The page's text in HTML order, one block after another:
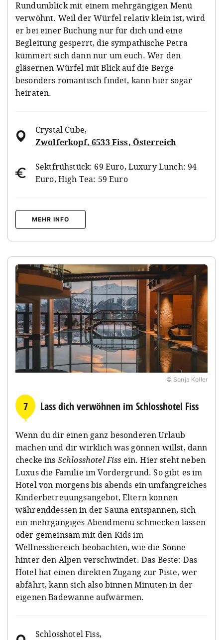
Rundumblick mit einem mehrgängigen Menü
verwöhnt. Weil der Würfel relativ klein ist, wird
er bei einer Buchung nur für dich und eine
Begleitung gesperrt, die sympathische Petra
kümmert sich dann nur um euch. Wer den
gläsernen Würfel mit Blick auf die Berge
besonders romantisch findet, kann hier sogar
heiraten.
Crystal Cube,
Zwölferkopf, 6533 Fiss, Österreich
Sektfrühstück: 69 Euro, Luxury Lunch: 94
Euro, High Tea: 59 Euro
MEHR INFO
© Sonja Koller
7 Lass dich verwöhnen im Schlosshotel Fiss
Wenn du dir einen ganz besonderen Urlaub
machen und dir wirklich was gönnen willst, dann
checke ins Schlosshotel Fiss ein. Hier steht neben
Luxus die Familie im Vordergrund. So gibt es im
Hotel von morgens bis abends ein umfangreiches
Kinderbetreuungsangebot, Eltern können
währenddessen in der Sauna entspannen, sich
ein mehrgängiges Abendmenü schmecken lassen
oder gemeinsam mit den Kids im
Wellnessbereich beobachten, wie die Sonne
hinter den Alpen verschwindet. Das Beste: Das
Hotel hat einen direkten Zugang zur Piste, wer
abfährt, kann sich also binnen Minuten in der
eigenen Badewanne aufwärmen.
Schlosshotel Fiss,